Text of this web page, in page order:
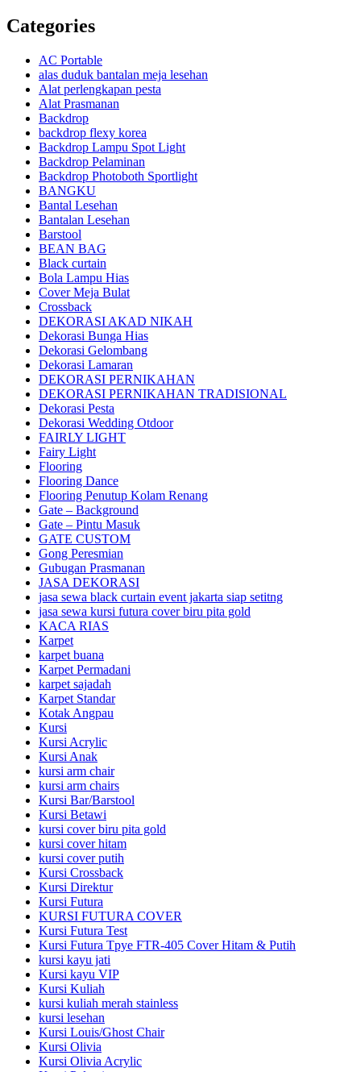
Categories
AC Portable
alas duduk bantalan meja lesehan
Alat perlengkapan pesta
Alat Prasmanan
Backdrop
backdrop flexy korea
Backdrop Lampu Spot Light
Backdrop Pelaminan
Backdrop Photoboth Sportlight
BANGKU
Bantal Lesehan
Bantalan Lesehan
Barstool
BEAN BAG
Black curtain
Bola Lampu Hias
Cover Meja Bulat
Crossback
DEKORASI AKAD NIKAH
Dekorasi Bunga Hias
Dekorasi Gelombang
Dekorasi Lamaran
DEKORASI PERNIKAHAN
DEKORASI PERNIKAHAN TRADISIONAL
Dekorasi Pesta
Dekorasi Wedding Otdoor
FAIRLY LIGHT
Fairy Light
Flooring
Flooring Dance
Flooring Penutup Kolam Renang
Gate – Background
Gate – Pintu Masuk
GATE CUSTOM
Gong Peresmian
Gubugan Prasmanan
JASA DEKORASI
jasa sewa black curtain event jakarta siap setitng
jasa sewa kursi futura cover biru pita gold
KACA RIAS
Karpet
karpet buana
Karpet Permadani
karpet sajadah
Karpet Standar
Kotak Angpau
Kursi
Kursi Acrylic
Kursi Anak
kursi arm chair
kursi arm chairs
Kursi Bar/Barstool
Kursi Betawi
kursi cover biru pita gold
kursi cover hitam
kursi cover putih
Kursi Crossback
Kursi Direktur
Kursi Futura
KURSI FUTURA COVER
Kursi Futura Test
Kursi Futura Tpye FTR-405 Cover Hitam & Putih
kursi kayu jati
Kursi kayu VIP
Kursi Kuliah
kursi kuliah merah stainless
kursi lesehan
Kursi Louis/Ghost Chair
Kursi Olivia
Kursi Olivia Acrylic